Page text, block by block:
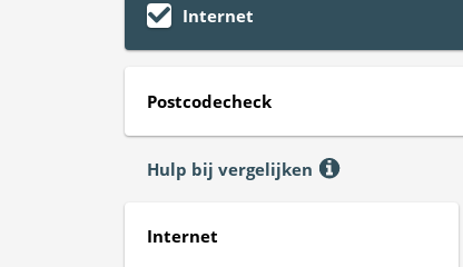
Internet
Postcodecheck
Hulp bij vergelijken
Internet